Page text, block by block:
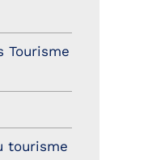
Tourisme
tourisme